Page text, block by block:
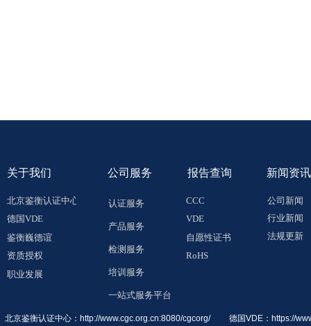
报告查询
关于我们
北京鉴衡认证中心
德国VDE
鉴衡巍德谊
资质授权
职业发展
公司新闻
行业新闻
法规更新
CCC
VDE
自愿性证书
RoHS
公司服务 新闻资讯
认证服务
产品服务
检测服务
培训服务
一站式服务平台
北京鉴衡认证中心： http://www.cgc.org.cn:8080/cgcorg/ 德国VDE： https://